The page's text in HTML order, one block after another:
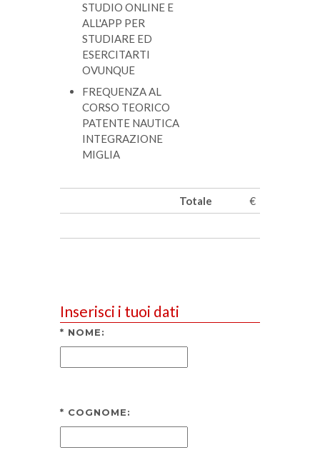
STUDIO ONLINE E
ALL'APP PER
STUDIARE ED
ESERCITARTI
OVUNQUE
FREQUENZA AL
CORSO TEORICO
PATENTE NAUTICA
INTEGRAZIONE
MIGLIA
Totale €
Inserisci i tuoi dati
* NOME:
* COGNOME: